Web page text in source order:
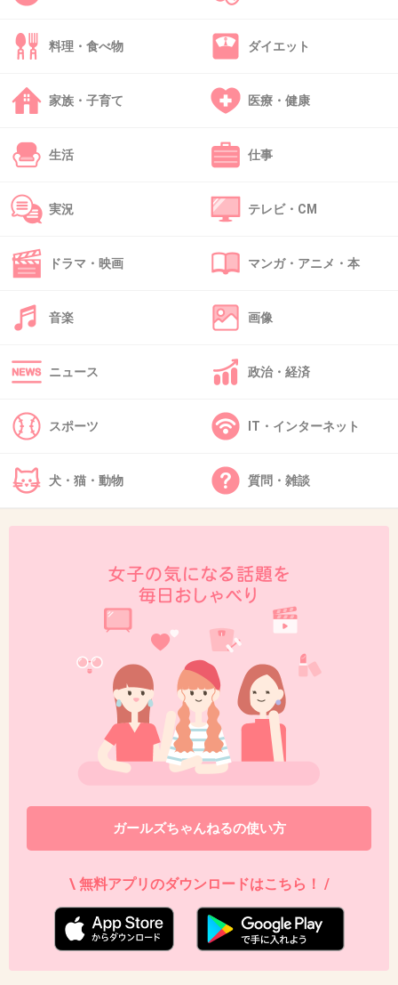
コッペパンの端のクリームとか入ってない部分はちぎって
捨てる
自分のおやつはラカントで甘味をつける
>>1
お肉の油で炒まる
38. 匿名
味付で食べる
+7
キ〇ーピーはダメだったけど味の素の方は意外とイケる
40. 匿名2026/06/03(水) 16:55:47
ちょっとした時間に筋トレする。
+2
料理・食べ物 ダイエット
家族・子育て 医療・健康
生活 仕事
実況 テレビ・CM
ドラマ・映画 マンガ・アニメ・本
音楽 画像
ニュース 政治・経済
スポーツ IT・インターネット
犬・猫・動物 質問・雑談
ガールズちゃんねるの使い方
\ 無料アプリのダウンロードはこちら！ /